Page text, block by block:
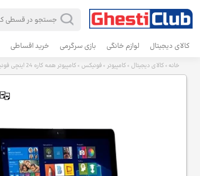
کالای دیجیتال لوازم خانگی بازی سرگرمی خرید اقساطی
خانه > کالای دیجیتال > کامپیوتر > فونیکس > کامپیوتر همه کاره 24 اینچی فونیکس مدل 80001